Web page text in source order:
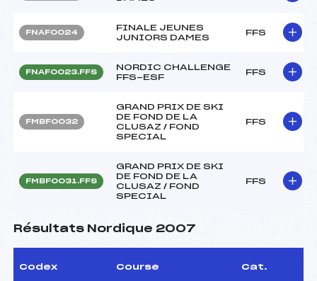
FNAF0024
FINALE JEUNES
JUNIORS DAMES
FFS
FNAF0023.FFS
NORDIC CHALLENGE
FFS-ESF
FFS
FMBF0032
GRAND PRIX DE SKI
DE FOND DE LA
CLUSAZ / FOND
SPECIAL
FFS
FMBF0031.FFS
GRAND PRIX DE SKI
DE FOND DE LA
CLUSAZ / FOND
SPECIAL
FFS
Résultats Nordique 2007
Codex Course Cat.